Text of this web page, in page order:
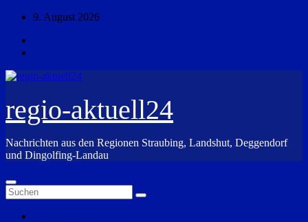
Zum
springen
9. August 2026
regio-aktuell24
Nachrichten aus den Regionen Straubing, Landshut, Deggendorf
und Dingolfing-Landau